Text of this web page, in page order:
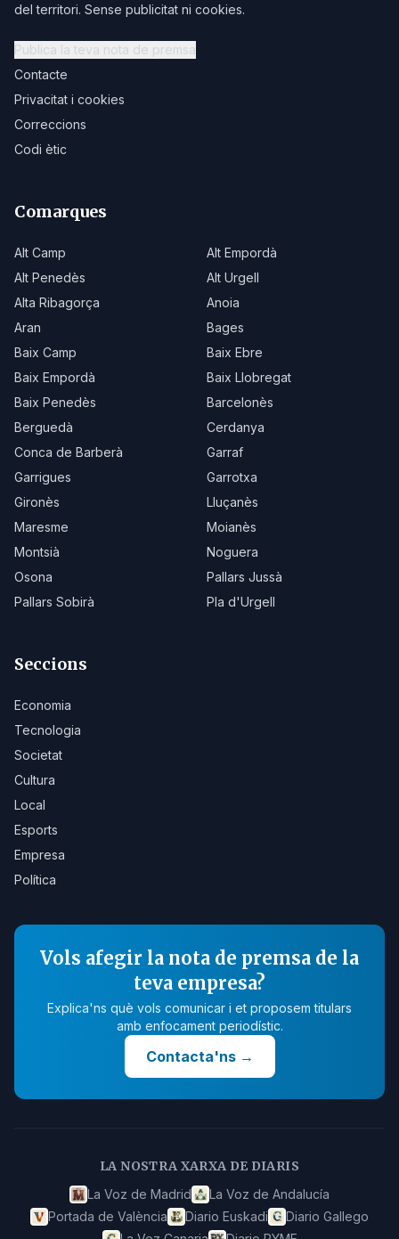
del territori. Sense publicitat ni cookies.
Publica la teva nota de premsa
Contacte
Privacitat i cookies
Correccions
Codi ètic
Comarques
Alt Camp
Alt Empordà
Alt Penedès
Alt Urgell
Alta Ribagorça
Anoia
Aran
Bages
Baix Camp
Baix Ebre
Baix Empordà
Baix Llobregat
Baix Penedès
Barcelonès
Berguedà
Cerdanya
Conca de Barberà
Garraf
Garrigues
Garrotxa
Gironès
Lluçanès
Maresme
Moianès
Montsià
Noguera
Osona
Pallars Jussà
Pallars Sobirà
Pla d'Urgell
Seccions
Economia
Tecnologia
Societat
Cultura
Local
Esports
Empresa
Política
Vols afegir la nota de premsa de la
teva empresa?
Explica'ns què vols comunicar i et proposem titulars
amb enfocament periodístic.
Contacta'ns→
LA NOSTRA XARXA DE DIARIS
La Voz de Madrid
La Voz de Andalucía
Portada de València
Diario Euskadi
Diario Gallego